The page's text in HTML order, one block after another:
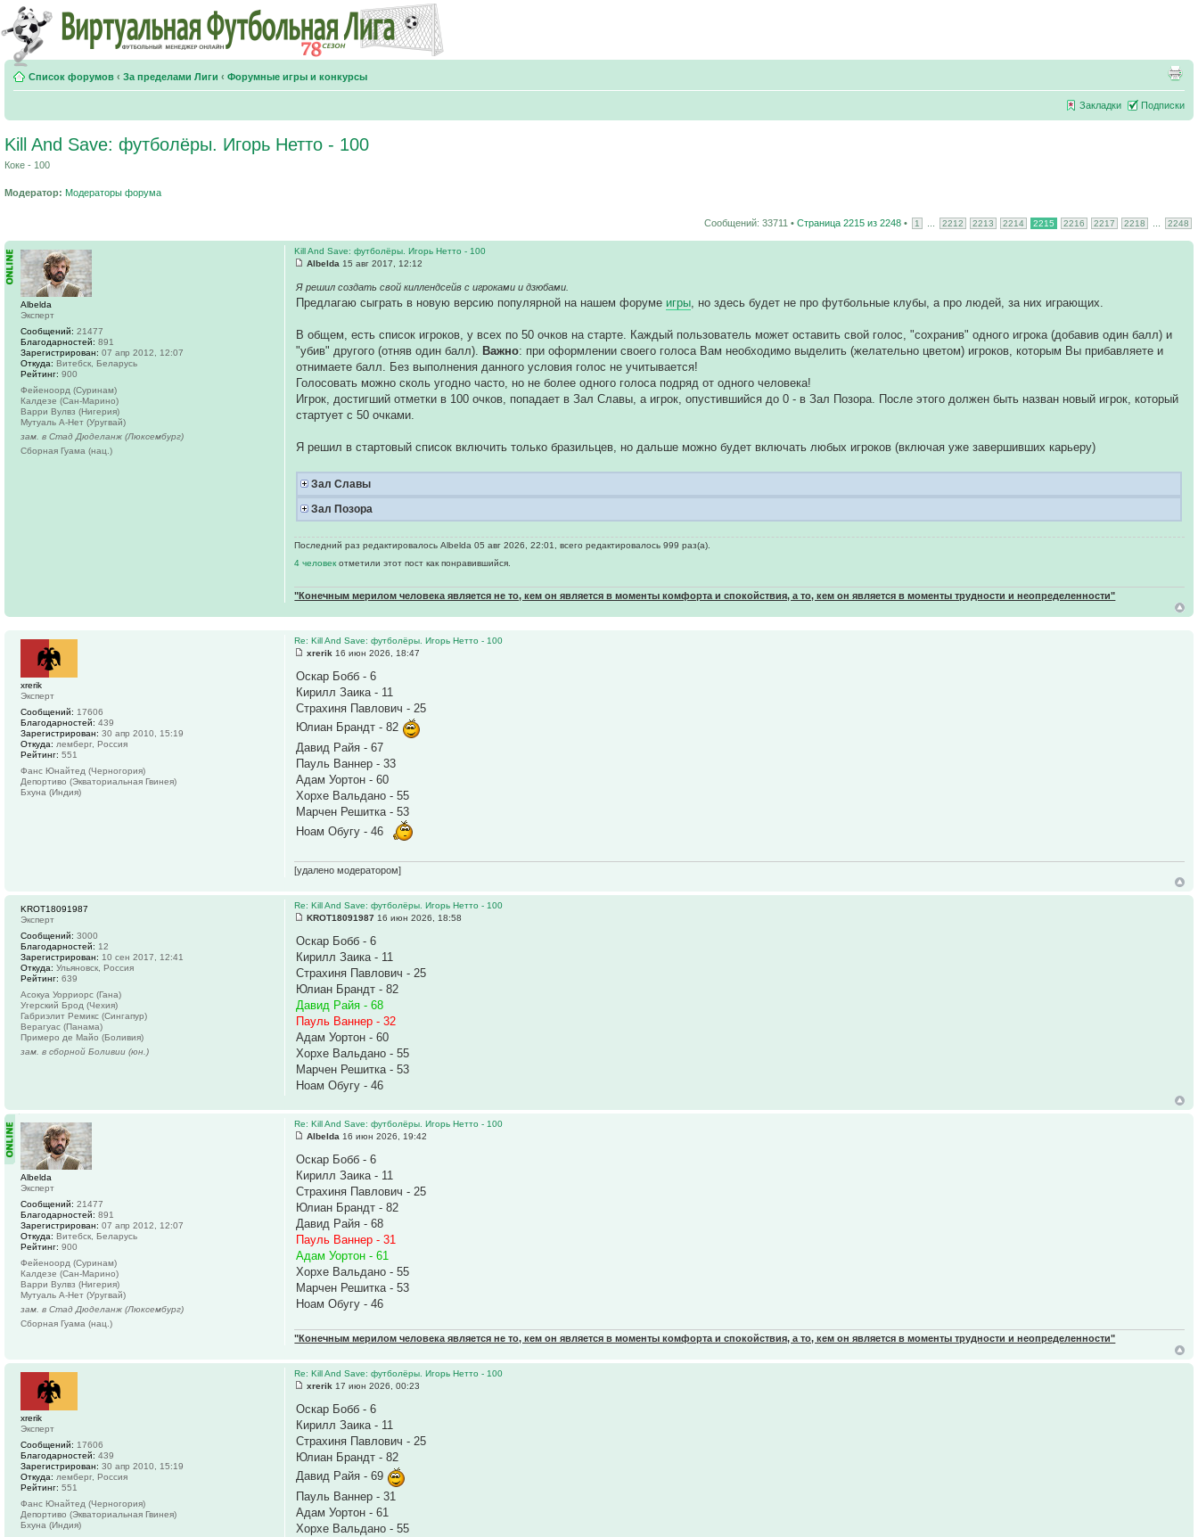
Список форумов ‹ За пределами Лиги ‹ Форумные игры и конкурсы
Закладки Подписки
Kill And Save: футболёры. Игорь Нетто - 100
Коке - 100
Модератор: Модераторы форума
Сообщений: 33711 • Страница 2215 из 2248 • 1 2212 2213 2214 2215 2216 2217 2218 2248
Kill And Save: футболёры. Игорь Нетто - 100
Albelda 15 авг 2017, 12:12
Я решил создать свой киллендсейв с игроками и дзюбами.
Предлагаю сыграть в новую версию популярной на нашем форуме игры, но здесь будет не про футбольные клубы, а про людей, за них играющих.
В общем, есть список игроков, у всех по 50 очков на старте. Каждый пользователь может оставить свой голос, "сохранив" одного игрока (добавив один балл) и
"убив" другого (отняв один балл). Важно: при оформлении своего голоса Вам необходимо выделить (желательно цветом) игроков, которым Вы прибавляете и
отнимаете балл. Без выполнения данного условия голос не учитывается!
Голосовать можно сколь угодно часто, но не более одного голоса подряд от одного человека!
Игрок, достигший отметки в 100 очков, попадает в Зал Славы, а игрок, опустившийся до 0 - в Зал Позора. После этого должен быть назван новый игрок, который
стартует с 50 очками.
Я решил в стартовый список включить только бразильцев, но дальше можно будет включать любых игроков (включая уже завершивших карьеру)
Зал Славы
Зал Позора
Последний раз редактировалось Albelda 05 авг 2026, 22:01, всего редактировалось 999 раз(а).
4 человекотметили этот пост как понравившийся.
"Конечным мерилом человека является не то, кем он является в моменты комфорта и спокойствия, а то, кем он является в моменты трудности и неопределенности"
Albelda
Эксперт
Сообщений: 21477
Благодарностей: 891
Зарегистрирован: 07 апр 2012, 12:07
Откуда: Витебск, Беларусь
Рейтинг: 900
Фейеноорд (Суринам)
Калдезе (Сан-Марино)
Варри Вулвз (Нигерия)
Мутуаль А-Нет (Уругвай)
зам. в Стад Дюделанж (Люксембург)
Сборная Гуама (нац.)
Re: Kill And Save: футболёры. Игорь Нетто - 100
xrerik 16 июн 2026, 18:47
Оскар Бобб - 6
Кирилл Заика - 11
Страхиня Павлович - 25
Юлиан Брандт - 82
Давид Райя - 67
Пауль Ваннер - 33
Адам Уортон - 60
Хорхе Вальдано - 55
Марчен Решитка - 53
Ноам Обугу - 46
[удалено модератором]
xrerik
Эксперт
Сообщений: 17606
Благодарностей: 439
Зарегистрирован: 30 апр 2010, 15:19
Откуда: лемберг, Россия
Рейтинг: 551
Фанс Юнайтед (Черногория)
Депортиво (Экваториальная Гвинея)
Бхуна (Индия)
Re: Kill And Save: футболёры. Игорь Нетто - 100
KROT18091987 16 июн 2026, 18:58
Оскар Бобб - 6
Кирилл Заика - 11
Страхиня Павлович - 25
Юлиан Брандт - 82
Давид Райя - 68
Пауль Ваннер - 32
Адам Уортон - 60
Хорхе Вальдано - 55
Марчен Решитка - 53
Ноам Обугу - 46
KROT18091987
Эксперт
Сообщений: 3000
Благодарностей: 12
Зарегистрирован: 10 сен 2017, 12:41
Откуда: Ульяновск, Россия
Рейтинг: 639
Асокуа Уорриорс (Гана)
Угерский Брод (Чехия)
Габриэлит Ремикс (Сингапур)
Верагуас (Панама)
Примеро де Майо (Боливия)
зам. в сборной Боливии (юн.)
Re: Kill And Save: футболёры. Игорь Нетто - 100
Albelda 16 июн 2026, 19:42
Оскар Бобб - 6
Кирилл Заика - 11
Страхиня Павлович - 25
Юлиан Брандт - 82
Давид Райя - 68
Пауль Ваннер - 31
Адам Уортон - 61
Хорхе Вальдано - 55
Марчен Решитка - 53
Ноам Обугу - 46
"Конечным мерилом человека является не то, кем он является в моменты комфорта и спокойствия, а то, кем он является в моменты трудности и неопределенности"
Albelda
Эксперт
Сообщений: 21477
Благодарностей: 891
Зарегистрирован: 07 апр 2012, 12:07
Откуда: Витебск, Беларусь
Рейтинг: 900
Фейеноорд (Суринам)
Калдезе (Сан-Марино)
Варри Вулвз (Нигерия)
Мутуаль А-Нет (Уругвай)
зам. в Стад Дюделанж (Люксембург)
Сборная Гуама (нац.)
Re: Kill And Save: футболёры. Игорь Нетто - 100
xrerik 17 июн 2026, 00:23
Оскар Бобб - 6
Кирилл Заика - 11
Страхиня Павлович - 25
Юлиан Брандт - 82
Давид Райя - 69
Пауль Ваннер - 31
Адам Уортон - 61
Хорхе Вальдано - 55
xrerik
Эксперт
Сообщений: 17606
Благодарностей: 439
Зарегистрирован: 30 апр 2010, 15:19
Откуда: лемберг, Россия
Рейтинг: 551
Фанс Юнайтед (Черногория)
Депортиво (Экваториальная Гвинея)
Бхуна (Индия)